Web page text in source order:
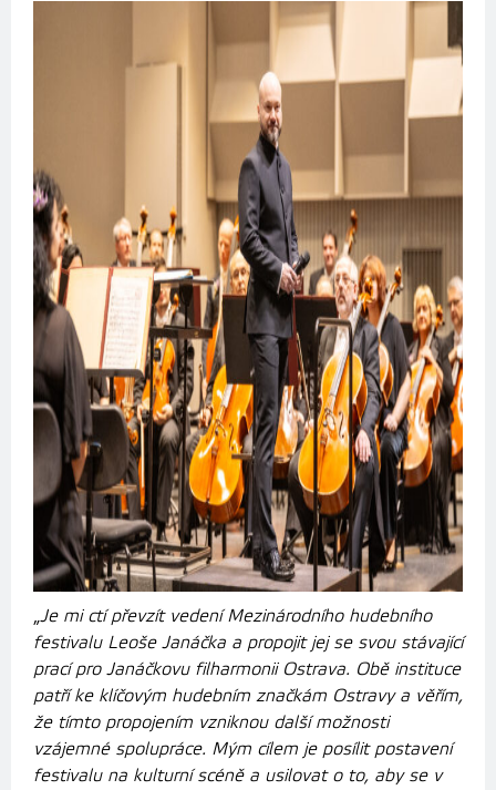
„Je mi ctí převzít vedení Mezinárodního hudebního
festivalu Leoše Janáčka a propojit jej se svou stávající
prací pro Janáčkovu filharmonii Ostrava. Obě instituce
patří ke klíčovým hudebním značkám Ostravy a věřím,
že tímto propojením vzniknou další možnosti
vzájemné spolupráce. Mým cílem je posílit postavení
festivalu na kulturní scéně a usilovat o to, aby se v